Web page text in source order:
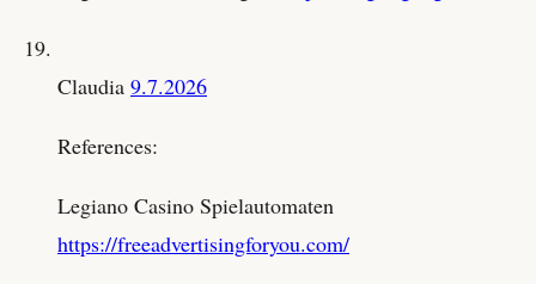
Claudia 9.7.2026
References:
Legiano Casino Spielautomaten
https://freeadvertisingforyou.com/